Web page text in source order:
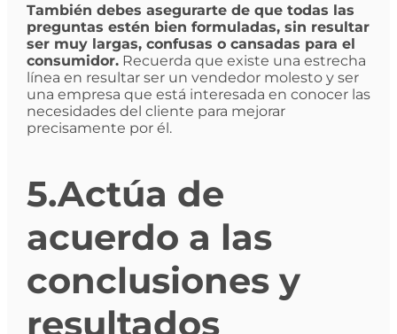
También debes asegurarte de que todas las
preguntas estén bien formuladas, sin resultar
ser muy largas, confusas o cansadas para el
consumidor.Recuerda que existe una estrecha
línea en resultar ser un vendedor molesto y ser
una empresa que está interesada en conocer las
necesidades del cliente para mejorar
precisamente por él.
5.Actúa de
acuerdo a las
conclusiones y
resultados